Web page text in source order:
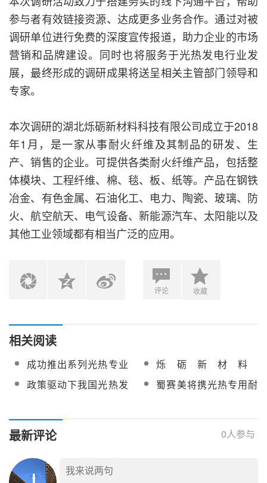
参与者有效链接资源、达成更多业务合作。通过对被
调研单位进行免费的深度宣传报道，助力企业的市场
营销和品牌建设。同时也将服务于光热发电行业发
展，最终形成的调研成果将送呈相关主管部门领导和
专家。
本次调研的湖北烁砺新材料科技有限公司成立于2018
年1月，是一家从事耐火纤维及其制品的研发、生
产、销售的企业。可提供各类耐火纤维产品，包括整
体模块、工程纤维、棉、毯、板、纸等。产品在钢铁
冶金、有色金属、石油化工、电力、陶瓷、玻璃、防
火、航空航天、电气设备、新能源汽车、太阳能以及
其他工业领域都有相当广泛的应用。
评论 收藏
相关阅读
成功推出系列光热专业
绝热保温产品的烁砺新
材加入CSPPLAZA会员
烁砺新材料
SOLIWOOL：光热电站
耐火、保温、隔热材料
政策驱动下我国光热发
蜀赛美将携光热专用耐
最新评论 0人参与